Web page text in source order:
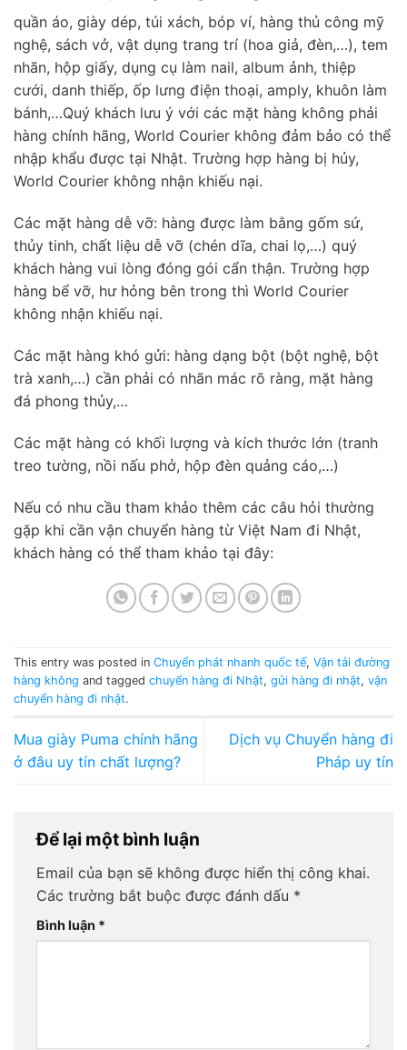
quần áo, giày dép, túi xách, bóp ví, hàng thủ công mỹ
nghệ, sách vở, vật dụng trang trí (hoa giả, đèn,…), tem
nhãn, hộp giấy, dụng cụ làm nail, album ảnh, thiệp
cưới, danh thiếp, ốp lưng điện thoại, amply, khuôn làm
bánh,…Quý khách lưu ý với các mặt hàng không phải
hàng chính hãng, World Courier không đảm bảo có thể
nhập khẩu được tại Nhật. Trường hợp hàng bị hủy,
World Courier không nhận khiếu nại.
Các mặt hàng dễ vỡ: hàng được làm bằng gốm sứ,
thủy tinh, chất liệu dễ vỡ (chén dĩa, chai lọ,…) quý
khách hàng vui lòng đóng gói cẩn thận. Trường hợp
hàng bể vỡ, hư hỏng bên trong thì World Courier
không nhận khiếu nại.
Các mặt hàng khó gửi: hàng dạng bột (bột nghệ, bột
trà xanh,…) cần phải có nhãn mác rõ ràng, mặt hàng
đá phong thủy,…
Các mặt hàng có khối lượng và kích thước lớn (tranh
treo tường, nồi nấu phở, hộp đèn quảng cáo,…)
Nếu có nhu cầu tham khảo thêm các câu hỏi thường
gặp khi cần vận chuyển hàng từ Việt Nam đi Nhật,
khách hàng có thể tham khảo tại đây:
This entry was posted in Chuyển phát nhanh quốc tế, Vận tải đường
hàng không and tagged chuyển hàng đi Nhật, gửi hàng đi nhật, vận
chuyển hàng đi nhật.
Mua giày Puma chính hãng
ở đâu uy tín chất lượng?
Dịch vụ Chuyển hàng đi
Pháp uy tín
Để lại một bình luận
Email của bạn sẽ không được hiển thị công khai.
Các trường bắt buộc được đánh dấu *
Bình luận *